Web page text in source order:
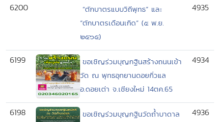
6200
“ตักบาตรแบบวิถีพุทธ” และ
“ตักบาตรเดือนเกิด” (๕ พ.ย.
๒๕๖๕)
4935
6199
ขอเชิญร่วมบุญกฐินสร้างถนนเข้า
วัด ณ พุทธอุทยานดอยกิ่วแล
อ.ดอยเต่า จ.เชียงใหม่ 14ตค.65
4934
6198
ขอเชิญร่วมบุญกฐินวัดถ้ำบาดาล
4936